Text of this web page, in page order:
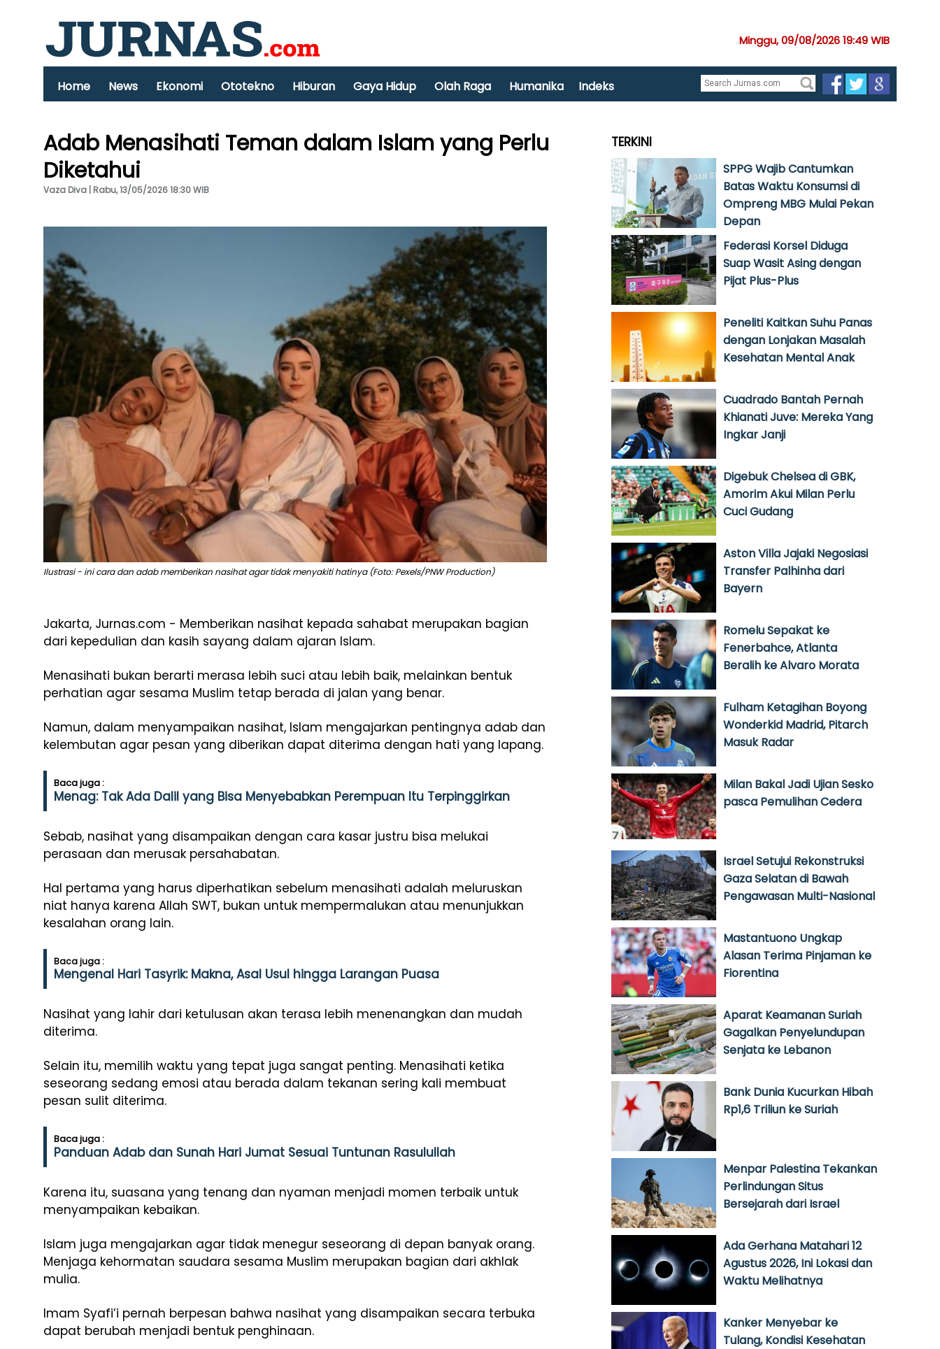
Minggu, 09/08/2026 19:49 WIB
Home News Ekonomi Ototekno Hiburan Gaya Hidup Olah Raga Humanika Indeks
Adab Menasihati Teman dalam Islam yang Perlu
Diketahui
Vaza Diva | Rabu, 13/05/2026 18:30 WIB
Ilustrasi - ini cara dan adab memberikan nasihat agar tidak menyakiti hatinya (Foto: Pexels/PNW Production)
Jakarta, Jurnas.com - Memberikan nasihat kepada sahabat merupakan bagian
dari kepedulian dan kasih sayang dalam ajaran Islam.
Menasihati bukan berarti merasa lebih suci atau lebih baik, melainkan bentuk
perhatian agar sesama Muslim tetap berada di jalan yang benar.
Namun, dalam menyampaikan nasihat, Islam mengajarkan pentingnya adab dan
kelembutan agar pesan yang diberikan dapat diterima dengan hati yang lapang.
Baca juga :
Menag: Tak Ada Dalil yang Bisa Menyebabkan Perempuan Itu Terpinggirkan
Sebab, nasihat yang disampaikan dengan cara kasar justru bisa melukai
perasaan dan merusak persahabatan.
Hal pertama yang harus diperhatikan sebelum menasihati adalah meluruskan
niat hanya karena Allah SWT, bukan untuk mempermalukan atau menunjukkan
kesalahan orang lain.
Baca juga :
Mengenal Hari Tasyrik: Makna, Asal Usul hingga Larangan Puasa
Nasihat yang lahir dari ketulusan akan terasa lebih menenangkan dan mudah
diterima.
Selain itu, memilih waktu yang tepat juga sangat penting. Menasihati ketika
seseorang sedang emosi atau berada dalam tekanan sering kali membuat
pesan sulit diterima.
Baca juga :
Panduan Adab dan Sunah Hari Jumat Sesuai Tuntunan Rasulullah
Karena itu, suasana yang tenang dan nyaman menjadi momen terbaik untuk
menyampaikan kebaikan.
Islam juga mengajarkan agar tidak menegur seseorang di depan banyak orang.
Menjaga kehormatan saudara sesama Muslim merupakan bagian dari akhlak
mulia.
Imam Syafi’i pernah berpesan bahwa nasihat yang disampaikan secara terbuka
dapat berubah menjadi bentuk penghinaan.
TERKINI
SPPG Wajib Cantumkan
Batas Waktu Konsumsi di
Ompreng MBG Mulai Pekan
Depan
Federasi Korsel Diduga
Suap Wasit Asing dengan
Pijat Plus-Plus
Peneliti Kaitkan Suhu Panas
dengan Lonjakan Masalah
Kesehatan Mental Anak
Cuadrado Bantah Pernah
Khianati Juve: Mereka Yang
Ingkar Janji
Digebuk Chelsea di GBK,
Amorim Akui Milan Perlu
Cuci Gudang
Aston Villa Jajaki Negosiasi
Transfer Palhinha dari
Bayern
Romelu Sepakat ke
Fenerbahce, Atlanta
Beralih ke Alvaro Morata
Fulham Ketagihan Boyong
Wonderkid Madrid, Pitarch
Masuk Radar
Milan Bakal Jadi Ujian Sesko
pasca Pemulihan Cedera
Israel Setujui Rekonstruksi
Gaza Selatan di Bawah
Pengawasan Multi-Nasional
Mastantuono Ungkap
Alasan Terima Pinjaman ke
Fiorentina
Aparat Keamanan Suriah
Gagalkan Penyelundupan
Senjata ke Lebanon
Bank Dunia Kucurkan Hibah
Rp1,6 Triliun ke Suriah
Menpar Palestina Tekankan
Perlindungan Situs
Bersejarah dari Israel
Ada Gerhana Matahari 12
Agustus 2026, Ini Lokasi dan
Waktu Melihatnya
Kanker Menyebar ke
Tulang, Kondisi Kesehatan